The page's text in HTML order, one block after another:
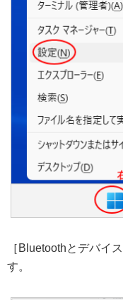
［Bluetoothとデバイ
す。